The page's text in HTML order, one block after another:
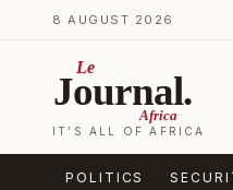
Skip to content
8 AUGUST 2026
Le
Journal.
Africa
IT’S ALL OF AFRICA
POLITICS